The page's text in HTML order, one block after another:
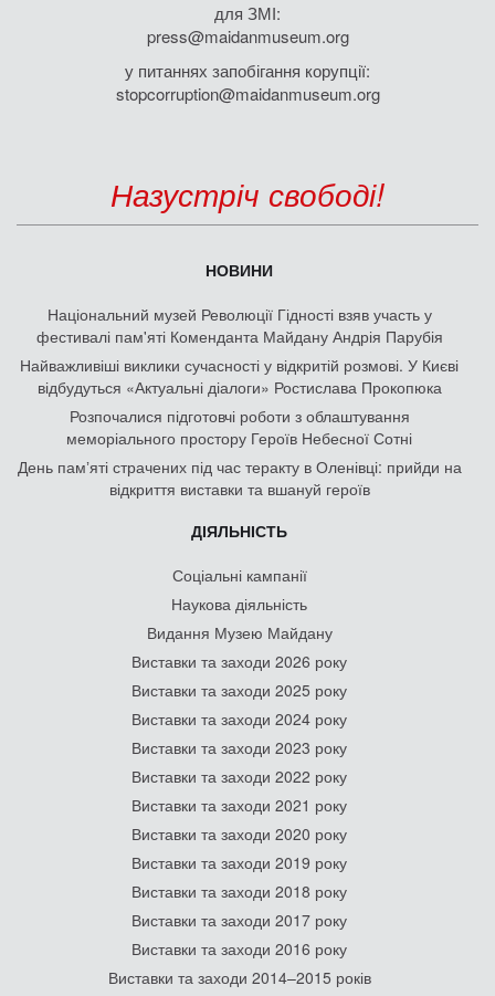
для ЗМІ:
press@maidanmuseum.org
у питаннях запобігання корупції:
stopcorruption@maidanmuseum.org
Назустріч свободі!
НОВИНИ
Національний музей Революції Гідності взяв участь у
фестивалі пам'яті Коменданта Майдану Андрія Парубія
Найважливіші виклики сучасності у відкритій розмові. У Києві
відбудуться «Актуальні діалоги» Ростислава Прокопюка
Розпочалися підготовчі роботи з облаштування
меморіального простору Героїв Небесної Сотні
День памʼяті страчених під час теракту в Оленівці: прийди на
відкриття виставки та вшануй героїв
ДІЯЛЬНІСТЬ
Соціальні кампанії
Наукова діяльність
Видання Музею Майдану
Виставки та заходи 2026 року
Виставки та заходи 2025 року
Виставки та заходи 2024 року
Виставки та заходи 2023 року
Виставки та заходи 2022 року
Виставки та заходи 2021 року
Виставки та заходи 2020 року
Виставки та заходи 2019 року
Виставки та заходи 2018 року
Виставки та заходи 2017 року
Виставки та заходи 2016 року
Виставки та заходи 2014–2015 років